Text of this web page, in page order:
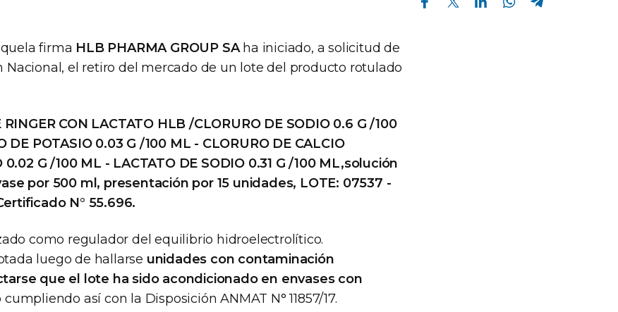
firma HLB PHARMA GROUP SAha iniciado, a solicitud de
Nacional, el retiro del mercado de un lote del producto rotulado
CON LACTATO HLB /CLORURO DE SODIO 0.6 G /100
DE POTASIO 0.03 G /100 ML - CLORURO DE CALCIO
0.02 G /100 ML - LACTATO DE SODIO 0.31 G /100 ML,solución
por 500 ml, presentación por 15 unidades, LOTE: 07537 -
N° 55.696.
como regulador del equilibrio hidroelectrolítico.
luego de hallarse unidades con contaminación
que el lote ha sido acondicionado en envases con
cumpliendo así con la Disposición ANMAT N° 11857/17.